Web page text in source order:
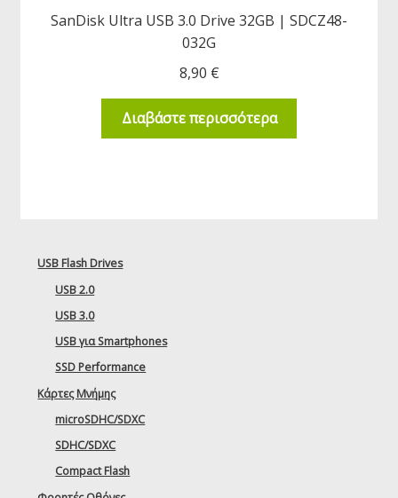
SanDisk Ultra USB 3.0 Drive 32GB | SDCZ48-
032G
8,90 €
Διαβάστε περισσότερα
USB Flash Drives
USB 2.0
USB 3.0
USB για Smartphones
SSD Performance
Κάρτες Μνήμης
microSDHC/SDXC
SDHC/SDXC
Compact Flash